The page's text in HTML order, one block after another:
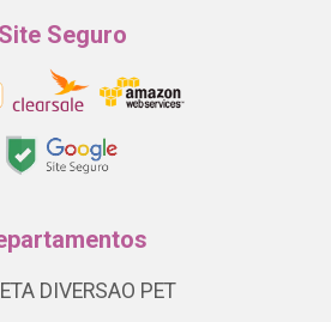
Site Seguro
DIVERSAO PET